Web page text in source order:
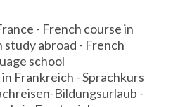
- French course in
study abroad - French
school
Frankreich - Sprachkurs
Bildungsurlaub -